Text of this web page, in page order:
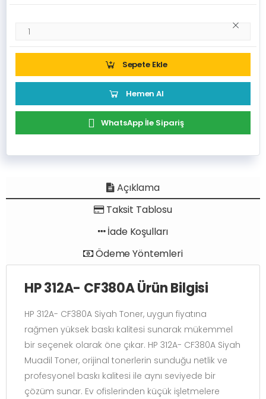
Sepete Ekle
Hemen Al
WhatsApp İle Sipariş
Açıklama
Taksit Tablosu
İade Koşulları
Ödeme Yöntemleri
HP 312A- CF380A Ürün Bilgisi
HP 312A- CF380A Siyah Toner, uygun fiyatına
rağmen yüksek baskı kalitesi sunarak mükemmel
bir seçenek olarak öne çıkar. HP 312A- CF380A Siyah
Muadil Toner, orijinal tonerlerin sunduğu netlik ve
profesyonel baskı kalitesi ile aynı seviyede bir
çözüm sunar. Ev ofislerinden küçük işletmelere